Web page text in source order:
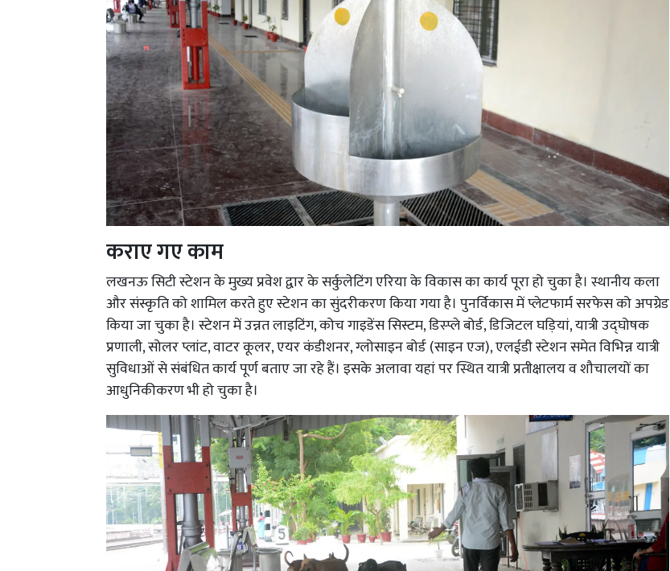
कराए गए काम
लखनऊ सिटी स्टेशन के मुख्य प्रवेश द्वार के सर्कुलेटिंग एरिया के विकास का कार्य पूरा हो चुका है। स्थानीय कला
और संस्कृति को शामिल करते हुए स्टेशन का सुंदरीकरण किया गया है। पुनर्विकास में प्लेटफार्म सरफेस को अपग्रेड
किया जा चुका है। स्टेशन में उन्नत लाइटिंग, कोच गाइडेंस सिस्टम, डिस्प्ले बोर्ड, डिजिटल घड़ियां, यात्री उद्घोषक
प्रणाली, सोलर प्लांट, वाटर कूलर, एयर कंडीशनर, ग्लोसाइन बोर्ड (साइन एज), एलईडी स्टेशन समेत विभिन्न यात्री
सुविधाओं से संबंधित कार्य पूर्ण बताए जा रहे हैं। इसके अलावा यहां पर स्थित यात्री प्रतीक्षालय व शौचालयों का
आधुनिकीकरण भी हो चुका है।